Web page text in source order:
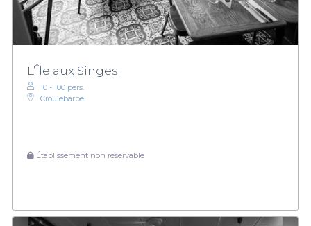
L’Île aux Singes
10 - 100 pers.
Croulebarbe
Établissement non réservable